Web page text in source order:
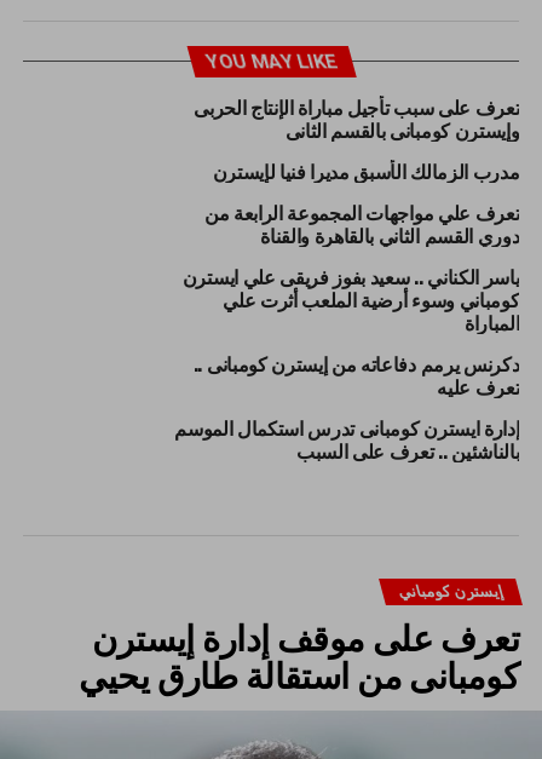
YOU MAY LIKE
تعرف على سبب تأجيل مباراة الإنتاج الحربى
وإيسترن كومبانى بالقسم الثانى
مدرب الزمالك الأسبق مديرا فنيا لإيسترن
تعرف علي مواجهات المجموعة الرابعة من
دوري القسم الثاني بالقاهرة والقناة
ياسر الكناني .. سعيد بفوز فريقى علي ايسترن
كومباني وسوء أرضية الملعب أثرت علي
المباراة
دكرنس يرمم دفاعاته من إيسترن كومبانى ..
تعرف عليه
إدارة ايسترن كومبانى تدرس استكمال الموسم
بالناشئين .. تعرف على السبب
إيسترن كومباني
تعرف على موقف إدارة إيسترن
كومبانى من استقالة طارق يحيي